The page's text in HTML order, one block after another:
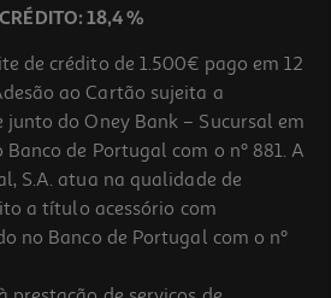
18,4 %
de crédito de 1.500€ pago em 12
ao Cartão sujeita a
do Oney Bank – Sucursal em
de Portugal com o nº 881. A
S.A. atua na qualidade de
a título acessório com
no Banco de Portugal com o nº